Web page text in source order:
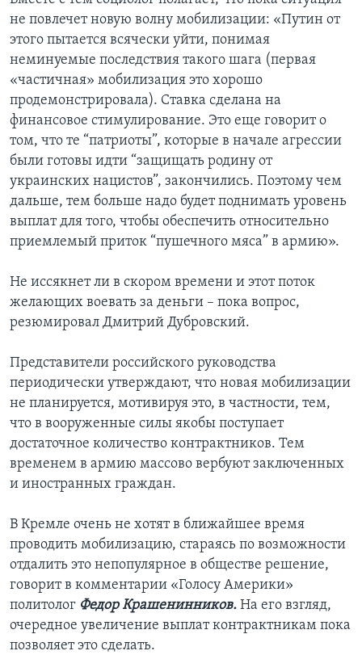
не повлечет новую волну мобилизации: «Путин от
этого пытается всячески уйти, понимая
неминуемые последствия такого шага (первая
«частичная» мобилизация это хорошо
продемонстрировала). Ставка сделана на
финансовое стимулирование. Это еще говорит о
том, что те “патриоты”, которые в начале агрессии
были готовы идти “защищать родину от
украинских нацистов”, закончились. Поэтому чем
дальше, тем больше надо будет поднимать уровень
выплат для того, чтобы обеспечить относительно
приемлемый приток “пушечного мяса” в армию».
Не иссякнет ли в скором времени и этот поток
желающих воевать за деньги – пока вопрос,
резюмировал Дмитрий Дубровский.
Представители российского руководства
периодически утверждают, что новая мобилизации
не планируется, мотивируя это, в частности, тем,
что в вооруженные силы якобы поступает
достаточное количество контрактников. Тем
временем в армию массово вербуют заключенных
и иностранных граждан.
В Кремле очень не хотят в ближайшее время
проводить мобилизацию, стараясь по возможности
отдалить это непопулярное в обществе решение,
говорит в комментарии «Голосу Америки»
политолог Федор Крашенинников. На его взгляд,
очередное увеличение выплат контрактникам пока
позволяет это сделать.